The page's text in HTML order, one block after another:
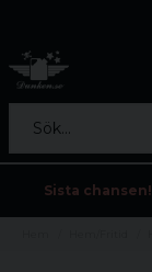
Sök...
Sista